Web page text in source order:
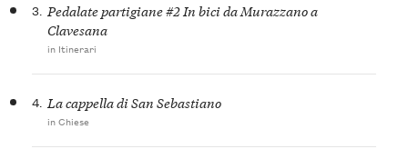
3. Pedalate partigiane #2 In bici da Murazzano a
Clavesana
in Itinerari
4. La cappella di San Sebastiano
in Chiese